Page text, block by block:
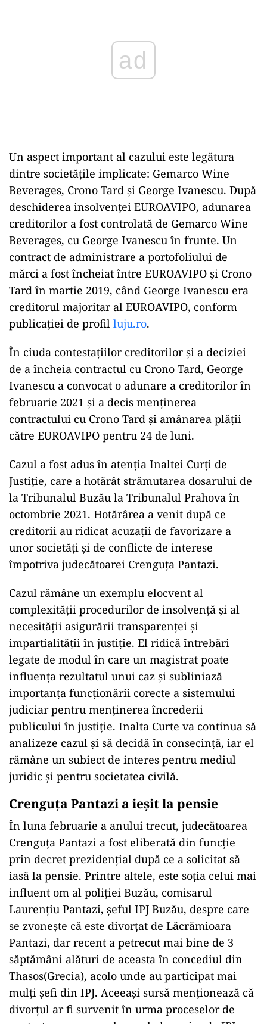
ad
Un aspect important al cazului este legătura
dintre societățile implicate: Gemarco Wine
Beverages, Crono Tard și George Ivanescu. După
deschiderea insolvenței EUROAVIPO, adunarea
creditorilor a fost controlată de Gemarco Wine
Beverages, cu George Ivanescu în frunte. Un
contract de administrare a portofoliului de
mărci a fost încheiat între EUROAVIPO și Crono
Tard în martie 2019, când George Ivanescu era
creditorul majoritar al EUROAVIPO, conform
publicației de profil luju.ro.
În ciuda contestațiilor creditorilor și a deciziei
de a încheia contractul cu Crono Tard, George
Ivanescu a convocat o adunare a creditorilor în
februarie 2021 și a decis menținerea
contractului cu Crono Tard și amânarea plății
către EUROAVIPO pentru 24 de luni.
Cazul a fost adus în atenția Inaltei Curți de
Justiție, care a hotărât strămutarea dosarului de
la Tribunalul Buzău la Tribunalul Prahova în
octombrie 2021. Hotărârea a venit după ce
creditorii au ridicat acuzații de favorizare a
unor societăți și de conflicte de interese
împotriva judecătoarei Crenguța Pantazi.
Cazul rămâne un exemplu elocvent al
complexității procedurilor de insolvență și al
necesității asigurării transparenței și
impartialității în justiție. El ridică întrebări
legate de modul în care un magistrat poate
influența rezultatul unui caz și subliniază
importanța funcționării corecte a sistemului
judiciar pentru menținerea încrederii
publicului în justiție. Inalta Curte va continua să
analizeze cazul și să decidă în consecință, iar el
rămâne un subiect de interes pentru mediul
juridic și pentru societatea civilă.
Crenguța Pantazi a ieșit la pensie
În luna februarie a anului trecut, judecătoarea
Crenguța Pantazi a fost eliberată din funcție
prin decret prezidențial după ce a solicitat să
iasă la pensie. Printre altele, este soția celui mai
influent om al poliției Buzău, comisarul
Laurențiu Pantazi, șeful IPJ Buzău, despre care
se zvonește că este divorțat de Lăcrămioara
Pantazi, dar recent a petrecut mai bine de 3
săptămâni alături de aceasta în concediul din
Thasos(Grecia), acolo unde au participat mai
mulți șefi din IPJ. Aceeași sursă menționează că
divorțul ar fi survenit în urma proceselor de